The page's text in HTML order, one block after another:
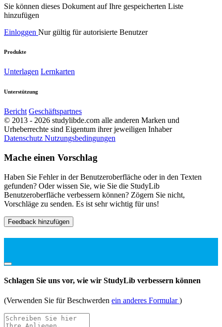
Sie können dieses Dokument auf Ihre gespeicherten Liste
hinzufügen
Einloggen Nur gültig für autorisierte Benutzer
Produkte
Unterlagen Lernkarten
Unterstützung
Bericht Geschäftspartnes
© 2013 - 2026 studylibde.com alle anderen Marken und
Urheberrechte sind Eigentum ihrer jeweiligen Inhaber
Datenschutz Nutzungsbedingungen
Mache einen Vorschlag
Haben Sie Fehler in der Benutzeroberfläche oder in den Texten
gefunden? Oder wissen Sie, wie Sie die StudyLib
Benutzeroberfläche verbessern können? Zögern Sie nicht,
Vorschläge zu senden. Es ist sehr wichtig für uns!
Feedback hinzufügen
Schlagen Sie uns vor, wie wir StudyLib verbessern können
(Verwenden Sie für Beschwerden ein anderes Formular)